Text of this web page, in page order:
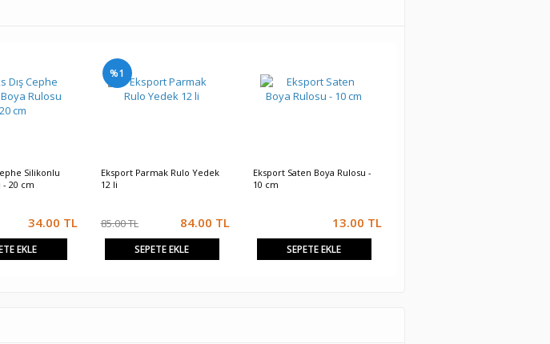
Silikonlu
- 20 cm
34.00 TL
EKLE
%1
Eksport Parmak Rulo Yedek
12 li
85.00 TL 84.00 TL
SEPETE EKLE
Eksport Saten Boya Rulosu -
10 cm
13.00 TL
SEPETE EKLE